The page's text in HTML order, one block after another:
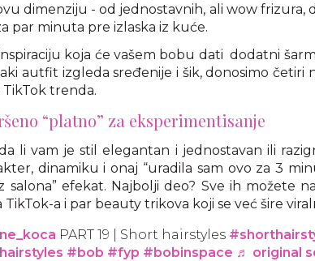
dimenziju - od jednostavnih, ali wow frizura,
par minuta pre izlaska iz kuće.
koja će vašem bobu dati dodatni
autfit izgleda sređenije i šik, donosimo četiri
trenda.
“platno” za eksperimentisanje
li vam je stil elegantan i jednostavan ili
dinamiku i onaj “uradila sam ovo za 3
salona” efekat. Najbolji deo? Sve ih možete
TikTok-a i par beauty trikova koji se već šire
PART 19 | Short hairstyles
#bob #fyp #bobinspace ♬ original